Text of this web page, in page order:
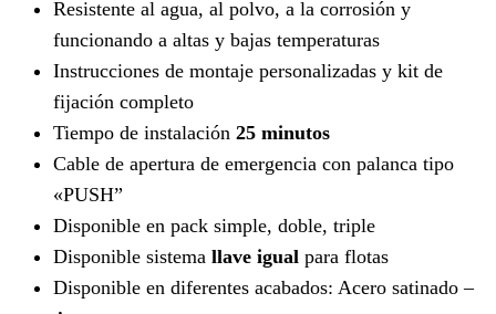
Resistente al agua, al polvo, a la corrosión y
funcionando a altas y bajas temperaturas
Instrucciones de montaje personalizadas y kit de
fijación completo
Tiempo de instalación 25 minutos
Cable de apertura de emergencia con palanca tipo
«PUSH”
Disponible en pack simple, doble, triple
Disponible sistema llave igual para flotas
Disponible en diferentes acabados: Acero satinado –